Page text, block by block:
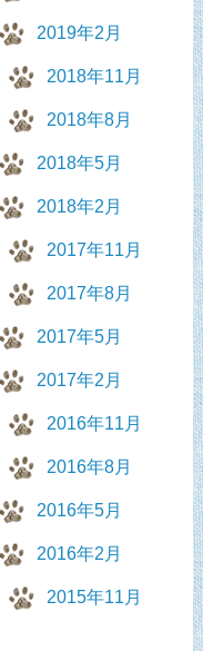
2019年2月
2018年11月
2018年8月
2018年5月
2018年2月
2017年11月
2017年8月
2017年5月
2017年2月
2016年11月
2016年8月
2016年5月
2016年2月
2015年11月